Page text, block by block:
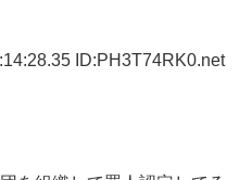
ID:PH3T74RK0.net